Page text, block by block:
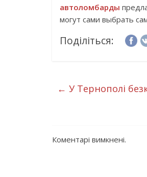
автоломбарды
могут сами выбрать
Поділіться:
← У Тернополі
Коментарі вимкнені.